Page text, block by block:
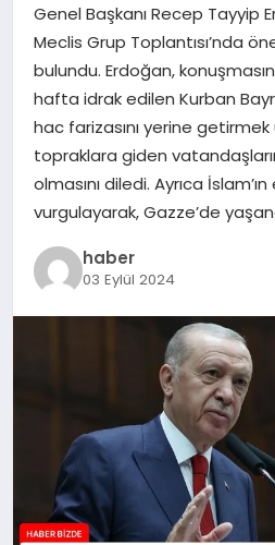
TEKNOLOJI
Genel Başkanı Recep Tayyip
Meclis Grup Toplantısı’nda
bulundu. Erdoğan,
hafta idrak edilen Kurban
hac farizasını yerine
topraklara giden
olmasını diledi. Ayrıca
vurgulayarak, Gazze’de
haber
03 Eylül 2024